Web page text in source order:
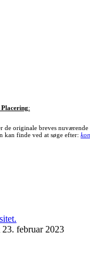
:
de originale breves
kan finde ved at søge efter:
23. februar 2023